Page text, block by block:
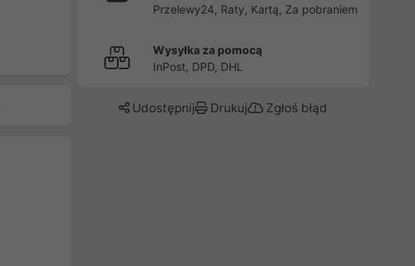
Przelewy24, Raty, Kartą, Za pobraniem
Wysyłka za pomocą
InPost, DPD, DHL
Udostępnij Drukuj Zgłoś błąd